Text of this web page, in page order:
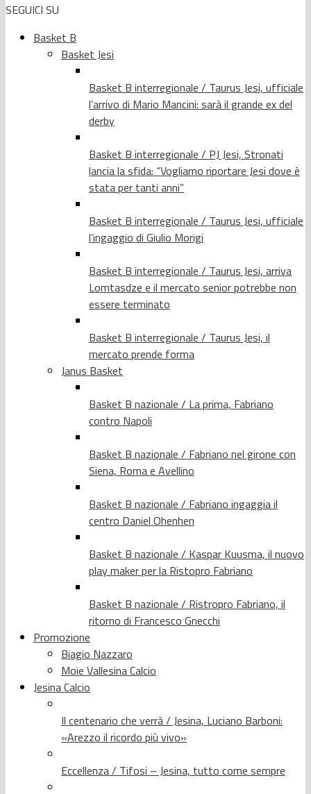
SEGUICI SU
Basket B
Basket Jesi
Basket B interregionale / Taurus Jesi, ufficiale
l’arrivo di Mario Mancini: sarà il grande ex del
derby
Basket B interregionale / PJ Jesi, Stronati
lancia la sfida: “Vogliamo riportare Jesi dove è
stata per tanti anni”
Basket B interregionale / Taurus Jesi, ufficiale
l’ingaggio di Giulio Morigi
Basket B interregionale / Taurus Jesi, arriva
Lomtasdze e il mercato senior potrebbe non
essere terminato
Basket B interregionale / Taurus Jesi, il
mercato prende forma
Janus Basket
Basket B nazionale / La prima, Fabriano
contro Napoli
Basket B nazionale / Fabriano nel girone con
Siena, Roma e Avellino
Basket B nazionale / Fabriano ingaggia il
centro Daniel Ohenhen
Basket B nazionale / Kaspar Kuusma, il nuovo
play maker per la Ristopro Fabriano
Basket B nazionale / Ristropro Fabriano, il
ritorno di Francesco Gnecchi
Promozione
Biagio Nazzaro
Moie Vallesina Calcio
Jesina Calcio
Il centenario che verrà / Jesina, Luciano Barboni:
«Arezzo il ricordo più vivo»
Eccellenza / Tifosi – Jesina, tutto come sempre